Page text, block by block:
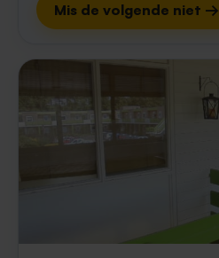
Mis de volgende niet →